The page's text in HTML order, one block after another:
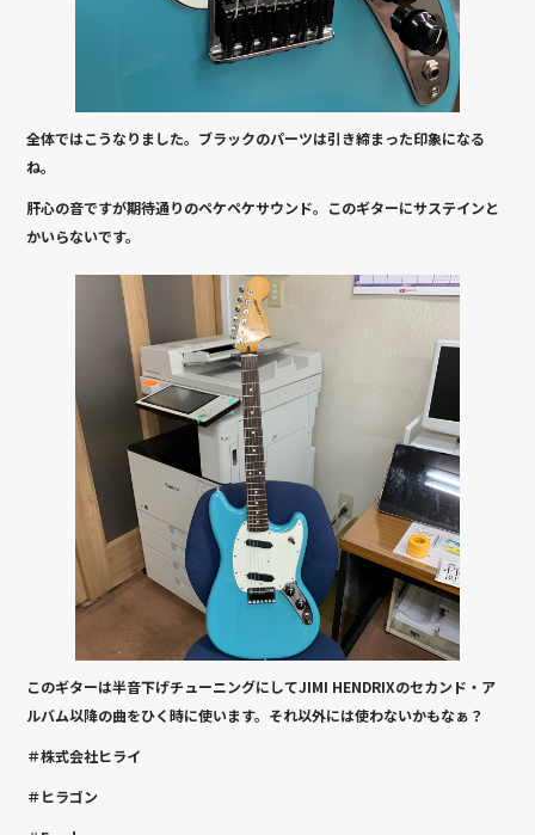
全体ではこうなりました。ブラックのパーツは引き締まった印象になる
ね。
肝心の音ですが期待通りのペケペケサウンド。このギターにサステインと
かいらないです。
このギターは半音下げチューニングにしてJIMI HENDRIXのセカンド・ア
ルバム以降の曲をひく時に使います。それ以外には使わないかもなぁ？
＃株式会社ヒライ
＃ヒラゴン